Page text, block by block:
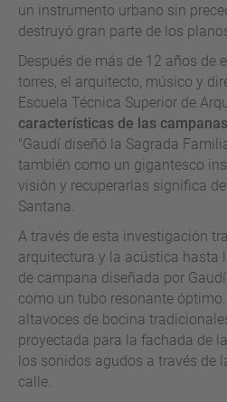
un instrumento urbano sin
destruyó gran parte de los
Después de más de 12 años
torres, el arquitecto, músico y
Escuela Técnica Superior de
características de las
"Gaudí diseñó la Sagrada
también como un gigantesco
visión y recuperarlas significa
Santana.
A través de esta investigación
arquitectura y la acústica hasta
de campana diseñada por
como un tubo resonante
altavoces de bocina
proyectada para la fachada de
los sonidos agudos a través de
calle.